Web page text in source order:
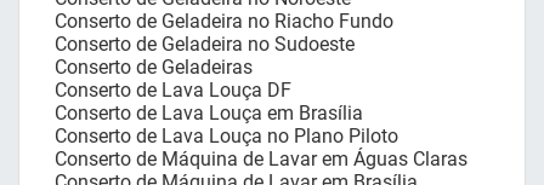
Conserto de Geladeira no Riacho Fundo
Conserto de Geladeira no Sudoeste
Conserto de Geladeiras
Conserto de Lava Louça DF
Conserto de Lava Louça em Brasília
Conserto de Lava Louça no Plano Piloto
Conserto de Máquina de Lavar em Águas Claras